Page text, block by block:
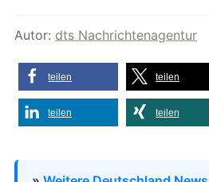
Autor: dts Nachrichtenagentur
teilen teilen
teilen teilen